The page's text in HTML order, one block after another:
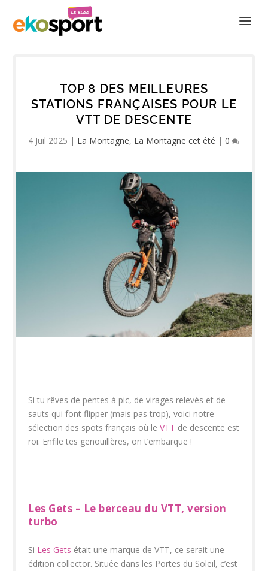
TOP 8 DES MEILLEURES
STATIONS FRANÇAISES POUR LE
VTT DE DESCENTE
4 Juil 2025 | La Montagne, La Montagne cet été |0
Si tu rêves de pentes à pic, de virages relevés et de
sauts qui font flipper (mais pas trop), voici notre
sélection des spots français où leVTT de descente est
roi. Enfile tes genouillères, on t’embarque !
Les Gets – Le berceau du VTT, version
turbo
Si Les Gets était une marque de VTT, ce serait une
édition collector. Située dans les Portes du Soleil, c’est